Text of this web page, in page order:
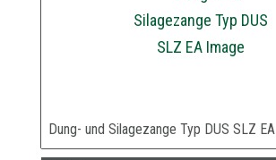
Dung- und Silagezange Typ DUS SLZ EA